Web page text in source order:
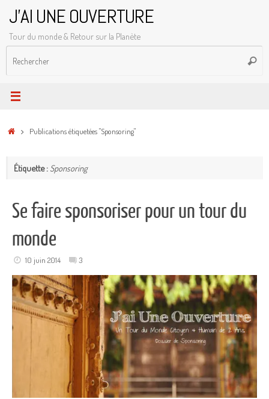
contenu
J'AI UNE OUVERTURE
Tour du monde & Retour sur la Planète
AccueilPublications étiquetées "Sponsoring"
Étiquette : Sponsoring
Se faire sponsoriser pour un tour du
monde
10 juin 2014 3